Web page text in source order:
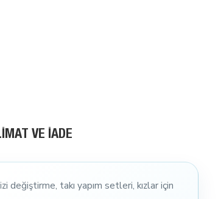
VE İADE
takı yapım setleri, kızlar için